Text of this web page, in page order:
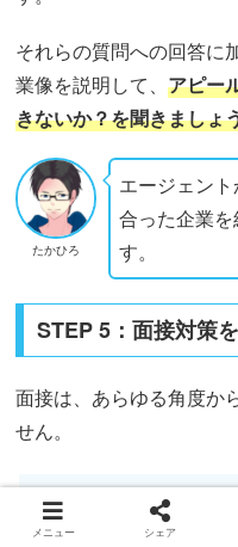
それらの質問への回答に
業像を説明して、アピー
きないか？を聞きましょ
たかひろ
エージェン
合った企業
す。
STEP 5：面接対策
面接は、あらゆる角度か
せん。
的確な受け答え
メニュー シェア